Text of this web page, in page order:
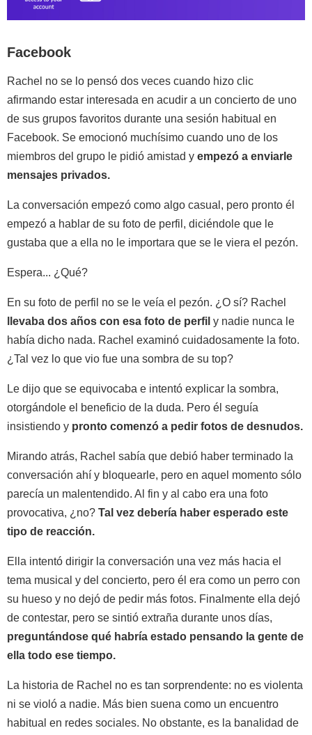
Facebook
Rachel no se lo pensó dos veces cuando hizo clic
afirmando estar interesada en acudir a un concierto de uno
de sus grupos favoritos durante una sesión habitual en
Facebook. Se emocionó muchísimo cuando uno de los
miembros del grupo le pidió amistad y empezó a enviarle
mensajes privados.
La conversación empezó como algo casual, pero pronto él
empezó a hablar de su foto de perfil, diciéndole que le
gustaba que a ella no le importara que se le viera el pezón.
Espera... ¿Qué?
En su foto de perfil no se le veía el pezón. ¿O sí? Rachel
llevaba dos años con esa foto de perfil y nadie nunca le
había dicho nada. Rachel examinó cuidadosamente la foto.
¿Tal vez lo que vio fue una sombra de su top?
Le dijo que se equivocaba e intentó explicar la sombra,
otorgándole el beneficio de la duda. Pero él seguía
insistiendo y pronto comenzó a pedir fotos de desnudos.
Mirando atrás, Rachel sabía que debió haber terminado la
conversación ahí y bloquearle, pero en aquel momento sólo
parecía un malentendido. Al fin y al cabo era una foto
provocativa, ¿no? Tal vez debería haber esperado este
tipo de reacción.
Ella intentó dirigir la conversación una vez más hacia el
tema musical y del concierto, pero él era como un perro con
su hueso y no dejó de pedir más fotos. Finalmente ella dejó
de contestar, pero se sintió extraña durante unos días,
preguntándose qué habría estado pensando la gente de
ella todo ese tiempo.
La historia de Rachel no es tan sorprendente: no es violenta
ni se violó a nadie. Más bien suena como un encuentro
habitual en redes sociales. No obstante, es la banalidad de